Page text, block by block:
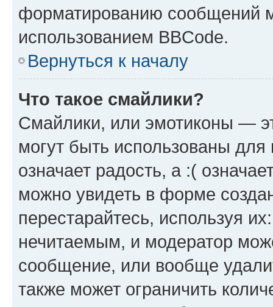
форматированию сообщений
использованием BBCode.
Вернуться к началу
Что такое смайлики?
Смайлики, или эмотиконы —
могут быть использованы
означает радость, а :(
можно увидеть в форме
перестарайтесь, используя
нечитаемым, и модератор
сообщение, или вообще
также может ограничить